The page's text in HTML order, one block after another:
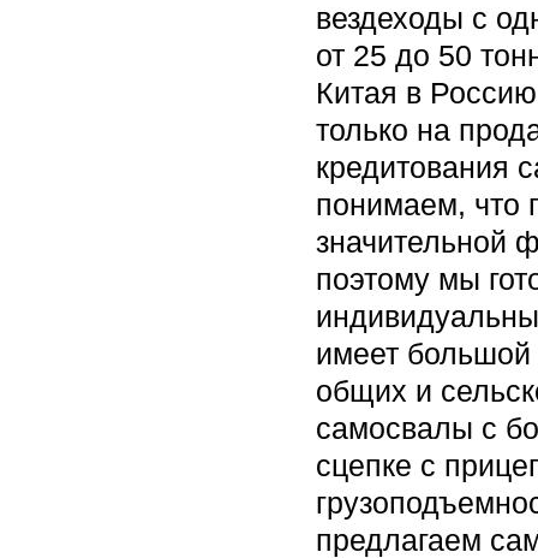
вездеходы с
от 25 до 50
Китая в
только на
кредитования
понимаем, что
значительной
поэтому мы
имеет
общих и
самосвалы с
сцепке с
предлагаем